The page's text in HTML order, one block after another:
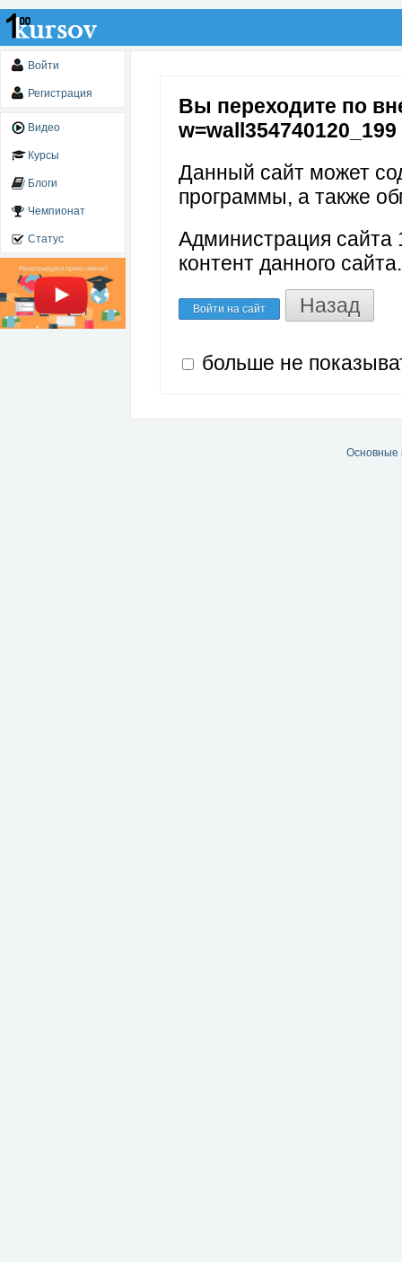
Войти
Регистрация
Видео
Курсы
Блоги
Чемпионат
Статус
Вы переходите по
w=wall354740120_199
Данный сайт может
программы, а также
Администрация сайта
контент данного сайта.
Войти на сайт Назад
больше не
Основные